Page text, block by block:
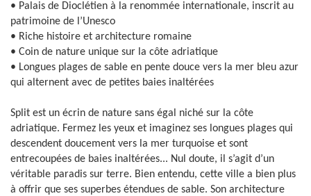
• Palais de Dioclétien à la renommée internationale, inscrit au
patrimoine de l’Unesco
• Riche histoire et architecture romaine
• Coin de nature unique sur la côte adriatique
• Longues plages de sable en pente douce vers la mer bleu azur
qui alternent avec de petites baies inaltérées
Split est un écrin de nature sans égal niché sur la côte
adriatique. Fermez les yeux et imaginez ses longues plages qui
descendent doucement vers la mer turquoise et sont
entrecoupées de baies inaltérées... Nul doute, il s’agit d’un
véritable paradis sur terre. Bien entendu, cette ville a bien plus
à offrir que ses superbes étendues de sable. Son architecture